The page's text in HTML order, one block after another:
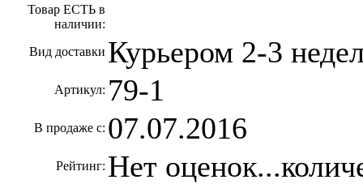
Товар ЕСТЬ в
наличии:
Вид доставки Курьером 2-3
Артикул: 79-1
В продаже с: 07.07.2016
Рейтинг: Нет